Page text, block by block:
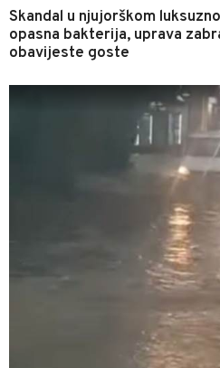
Skandal u njujorškom
opasna bakterija, uprava
obavijeste goste